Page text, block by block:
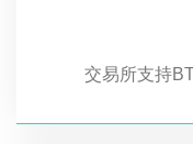
交易所支持